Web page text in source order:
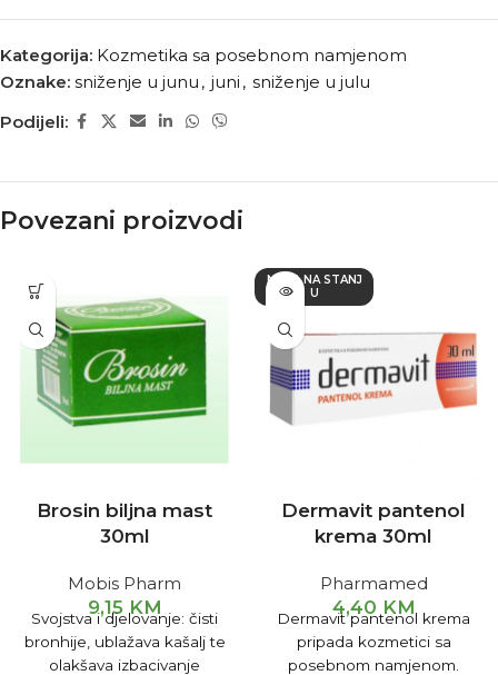
Kategorija: Kozmetika sa posebnom namjenom
Oznake: sniženje u junu , juni , sniženje u julu
Podijeli:
Povezani proizvodi
Brosin biljna mast
30ml
Mobis Pharm
9,15 KM
Svojstva i djelovanje: čisti
bronhije, ublažava kašalj te
olakšava izbacivanje
NEMA NA STANJ
U
Dermavit pantenol
krema 30ml
Pharmamed
4,40 KM
Dermavit pantenol krema
pripada kozmetici sa
posebnom namjenom.